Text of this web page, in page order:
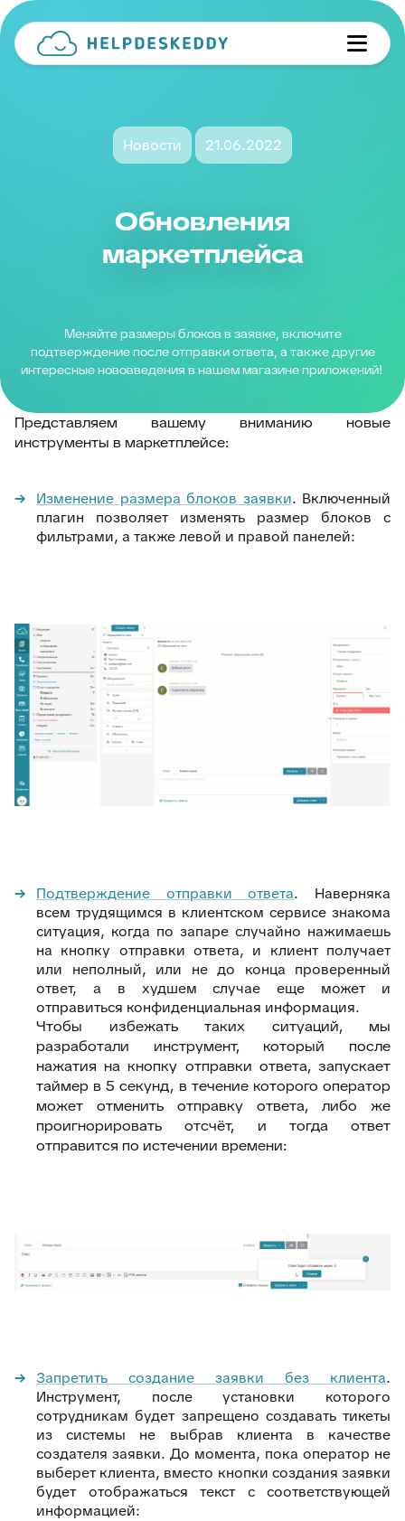
Новости 21.06.2022
Обновления
маркетплейса
Меняйте размеры блоков в заявке, включите
подтверждение после отправки ответа, а также другие
интересные нововведения в нашем магазине приложений!
Представляем вашему вниманию новые
инструменты в маркетплейсе:
Изменение размера блоков заявки. Включенный
плагин позволяет изменять размер блоков с
фильтрами, а также левой и правой панелей:
Подтверждение отправки ответа. Наверняка
всем трудящимся в клиентском сервисе знакома
ситуация, когда по запаре случайно нажимаешь
на кнопку отправки ответа, и клиент получает
или неполный, или не до конца проверенный
ответ, а в худшем случае еще может и
отправиться конфиденциальная информация.
Чтобы избежать таких ситуаций, мы
разработали инструмент, который после
нажатия на кнопку отправки ответа, запускает
таймер в 5 секунд, в течение которого оператор
может отменить отправку ответа, либо же
проигнорировать отсчёт, и тогда ответ
отправится по истечении времени:
Запретить создание заявки без клиента.
Инструмент, после установки которого
сотрудникам будет запрещено создавать тикеты
из системы не выбрав клиента в качестве
создателя заявки. До момента, пока оператор не
выберет клиента, вместо кнопки создания заявки
будет отображаться текст с соответствующей
информацией: